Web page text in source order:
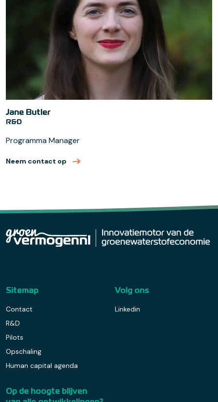
Jane Butler
R&D
Programma Manager
Neem contact op met Jane Butler (verzend email)
Sitemap
Contact
R&D
Pilots
Opschaling
Human capital agenda
Volg ons
Linkedin
Op de hoogte blijven